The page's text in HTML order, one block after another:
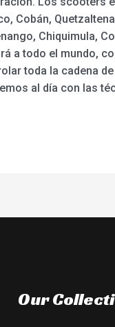
Cobán,
Chiquimula,
a todo el mundo,
toda la cadena
al día con las
Our